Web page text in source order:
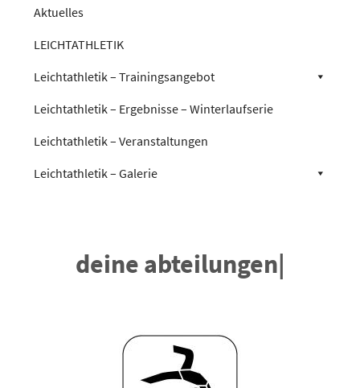
Aktuelles
LEICHTATHLETIK
Leichtathletik – Trainingsangebot
Leichtathletik – Ergebnisse – Winterlaufserie
Leichtathletik – Veranstaltungen
Leichtathletik – Galerie
deine abteilungen|